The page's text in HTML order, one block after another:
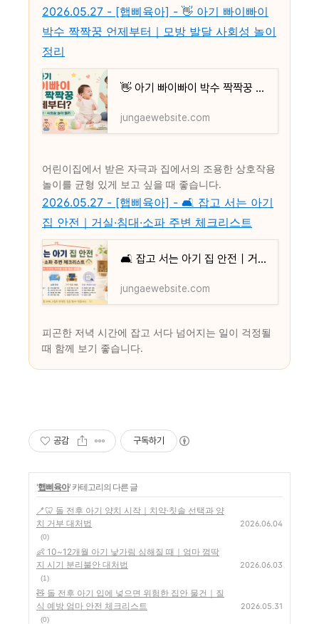
2026.05.27 - [햅삐육아] - 👋 아기 빠이빠이
박수 짝짝꿍 언제부터｜모방 발달 사회성 놀이
정리
👋 아기 빠이빠이 박수 짝짝꿍 언제부터｜모방 발달 사회성 놀이 정리
jungaewebsite.com
어린이집에서 받은 자극과 집에서의 조용한 상호작용
놀이를 균형 있게 보고 싶을 때 좋습니다.
2026.05.27 - [햅삐육아] - 🛋️ 잡고 서는 아기
집 안전｜거실·침대·소파 주변 체크리스트
🛋️ 잡고 서는 아기 집 안전｜거실·침대·소파 주변 체크리스트
jungaewebsite.com
피곤한 저녁 시간에 잡고 서다 넘어지는 일이 걱정될
때 함께 보기 좋습니다.
공감 구독하기
'햅삐육아' 카테고리의 다른 글
🪥🦷 돌 전후 아기 양치 시작｜치약·칫솔 선택과 양
치 거부 대처법
(0)
2026.06.04
👶 10~12개월 아기 낯가림 심해질 때｜엄마 껌딱
지 시기 분리불안 대처법
(1)
2026.06.03
🧸 돌 전후 아기 입에 넣으면 위험한 집안 물건｜질
식 예방 엄마 안전 체크리스트
(0)
2026.05.31